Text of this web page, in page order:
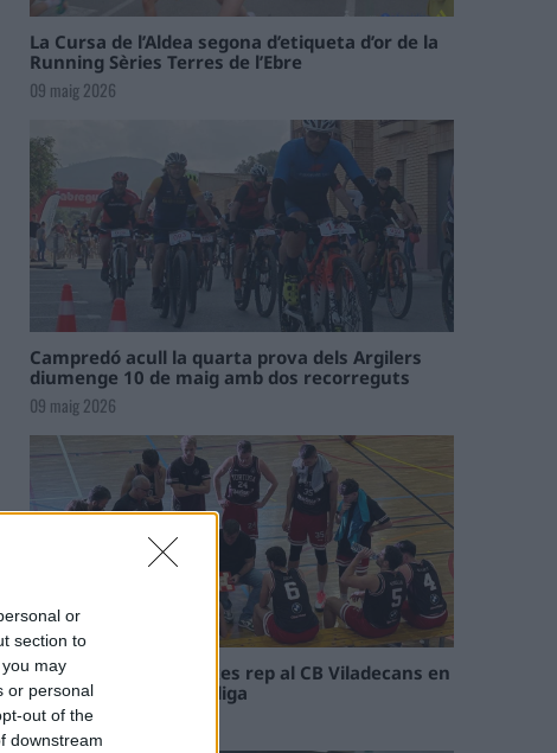
or
section to
may
or personal
out of the
downstream
La Cursa de l’Aldea segona d’etiqueta d’or de la
Running Sèries Terres de l’Ebre
09 maig 2026
Campredó acull la quarta prova dels Argilers
diumenge 10 de maig amb dos recorreguts
09 maig 2026
El Cantaires amb baixes rep al CB Viladecans en
el tram decisiu de la lliga
09 maig 2026